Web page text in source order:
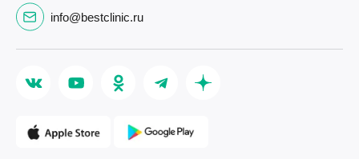
info@bestclinic.ru